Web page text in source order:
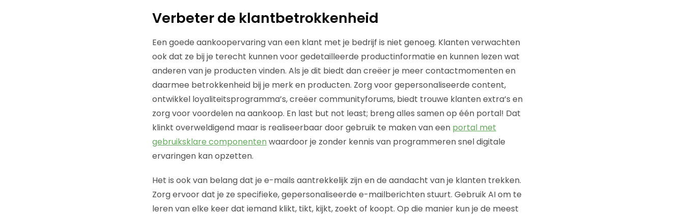
Verbeter de klantbetrokkenheid
Een goede aankoopervaring van een klant met je bedrijf is niet genoeg. Klanten verwachten
ook dat ze bij je terecht kunnen voor gedetailleerde productinformatie en kunnen lezen wat
anderen van je producten vinden. Als je dit biedt dan creëer je meer contactmomenten en
daarmee betrokkenheid bij je merk en producten. Zorg voor gepersonaliseerde content,
ontwikkel loyaliteitsprogramma’s, creëer communityforums, biedt trouwe klanten extra’s en
zorg voor voordelen na aankoop. En last but not least; breng alles samen op één portal! Dat
klinkt overweldigend maar is realiseerbaar door gebruik te maken van een portal met
gebruiksklare componenten waardoor je zonder kennis van programmeren snel digitale
ervaringen kan opzetten.
Het is ook van belang dat je e-mails aantrekkelijk zijn en de aandacht van je klanten trekken.
Zorg ervoor dat je ze specifieke, gepersonaliseerde e-mailberichten stuurt. Gebruik AI om te
leren van elke keer dat iemand klikt, tikt, kijkt, zoekt of koopt. Op die manier kun je de meest